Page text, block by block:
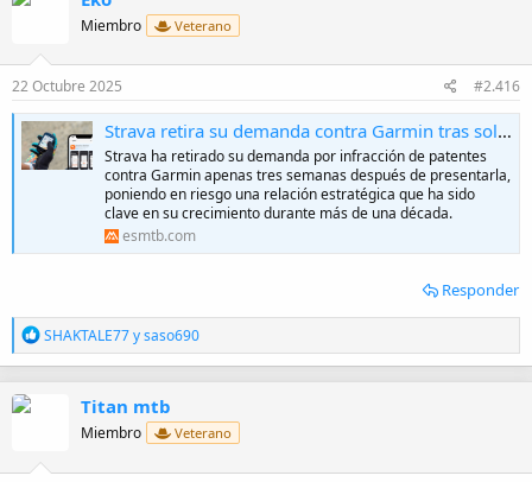
n
s
Miembro Veterano
22 Octubre 2025 #2.416
Strava retira su demanda contra Garmin tras solo tres semanas
Strava ha retirado su demanda por infracción de patentes
contra Garmin apenas tres semanas después de presentarla,
poniendo en riesgo una relación estratégica que ha sido
clave en su crecimiento durante más de una década.
esmtb.com
Responder
R
e
a
n
SHAKTALE77ysaso690
Titan mtb
Miembro Veterano